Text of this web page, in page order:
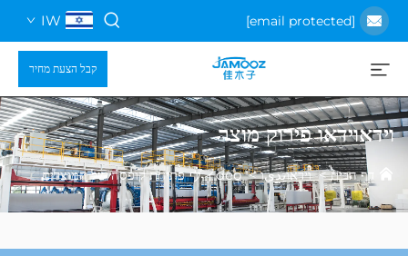
IW
קבל הצעת מחיר
פירוק מוצר
> וידאוيديו>ヴィdeo פתיחת קופסה של המוצרים